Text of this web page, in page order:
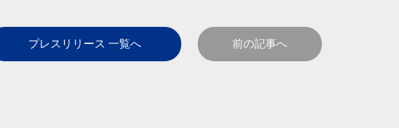
プレスリリース 一覧へ 前の記事へ